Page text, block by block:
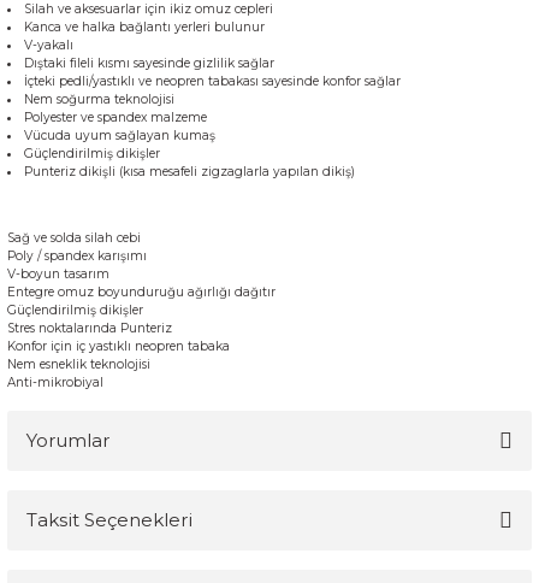
Silah ve aksesuarlar için ikiz omuz cepleri
Kanca ve halka bağlantı yerleri bulunur
V-yakalı
Dıştaki fileli kısmı sayesinde gizlilik sağlar
İçteki pedli/yastıklı ve neopren tabakası sayesinde konfor sağlar
Nem soğurma teknolojisi
Polyester ve spandex malzeme
Vücuda uyum sağlayan kumaş
Güçlendirilmiş dikişler
Punteriz dikişli (kısa mesafeli zigzaglarla yapılan dikiş)
Sağ ve solda silah cebi
Poly / spandex karışımı
V-boyun tasarım
Entegre omuz boyunduruğu ağırlığı dağıtır
Güçlendirilmiş dikişler
Stres noktalarında Punteriz
Konfor için iç yastıklı neopren tabaka
Nem esneklik teknolojisi
Anti-mikrobiyal
Yorumlar
Taksit Seçenekleri